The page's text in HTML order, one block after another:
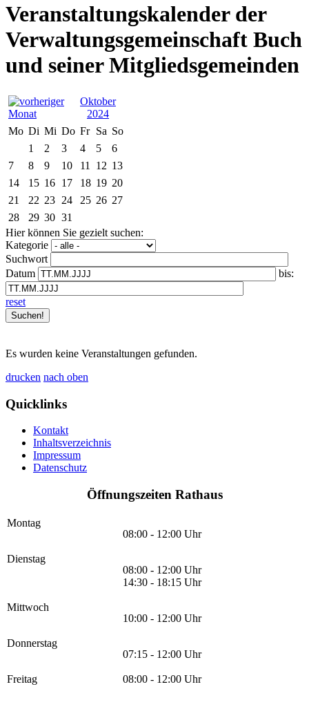
Veranstaltungskalender der
Verwaltungsgemeinschaft Buch
und seiner Mitgliedsgemeinden
Oktober
2024
Mo Di Mi Do Fr Sa So
1
2 3 4 5
6
7
8 9 10 11 12 13
14
15 16 17 18 19 20
21
22 23 24 25 26 27
28
29 30 31
Hier können Sie gezielt suchen:
Kategorie
Suchwort
Datum
bis:
reset
Es wurden keine Veranstaltungen gefunden.
drucken nach oben
Quicklinks
Kontakt
Inhaltsverzeichnis
Impressum
Datenschutz
Öffnungszeiten Rathaus
Montag
08:00 - 12:00 Uhr
Dienstag
08:00 - 12:00 Uhr
14:30 - 18:15 Uhr
Mittwoch
10:00 - 12:00 Uhr
Donnerstag
07:15 - 12:00 Uhr
Freitag 08:00 - 12:00 Uhr